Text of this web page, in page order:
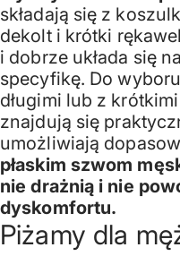
składają się z
dekolt i krótki
i dobrze układa się
specyfikę. Do
długimi lub z
znajdują się
umożliwiają
płaskim szwom
nie drażnią i nie
dyskomfortu.
Piżamy dla